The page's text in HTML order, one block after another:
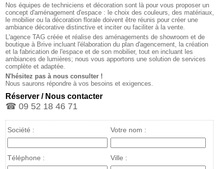
Nos équipes de techniciens et décoration sont là pour vous proposer un
concept d'aménagement d'espace : le choix des couleurs, des matériaux,
le mobilier ou la décoration florale doivent être réunis pour créer une
ambiance décorative distinctive et inciter ou faciliter à la vente.
L'agence TAG créée et réalise des aménagements de showroom et de
boutique à Brive incluant l'élaboration du plan d'agencement, la création
et la fabrication de l'espace et de son mobilier, tout en incluant les
ambiances de lumières; nous vous apportons une solution de services
complète et adaptée.
N'hésitez pas à nous consulter !
Nous saurons répondre à vos besoins et exigences.
Réserver / Nous contacter
☎ 09 52 18 46 71
Société : Votre nom :
Téléphone : Ville :